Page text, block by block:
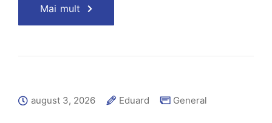
Mai mult
august 3, 2026 Eduard General